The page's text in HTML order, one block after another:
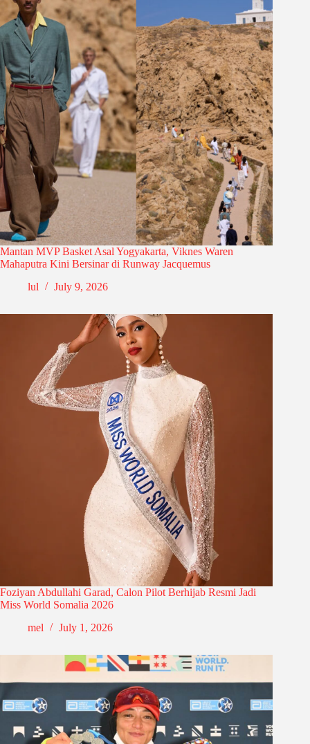
Mantan MVP Basket Asal Yogyakarta, Viknes Waren
Mahaputra Kini Bersinar di Runway Jacquemus
lul
July 9, 2026
Foziyan Abdullahi Garad, Calon Pilot Berhijab Resmi Jadi
Miss World Somalia 2026
mel
July 1, 2026